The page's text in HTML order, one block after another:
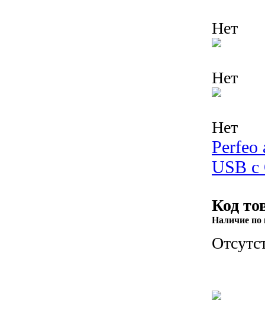
Нет
Нет
Нет
Perfeo
USB c
Код
Наличие по